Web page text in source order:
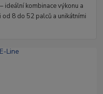
ideální kombinace výkonu a
8 do 52 palců a unikátními